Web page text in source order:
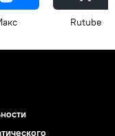
Rutube